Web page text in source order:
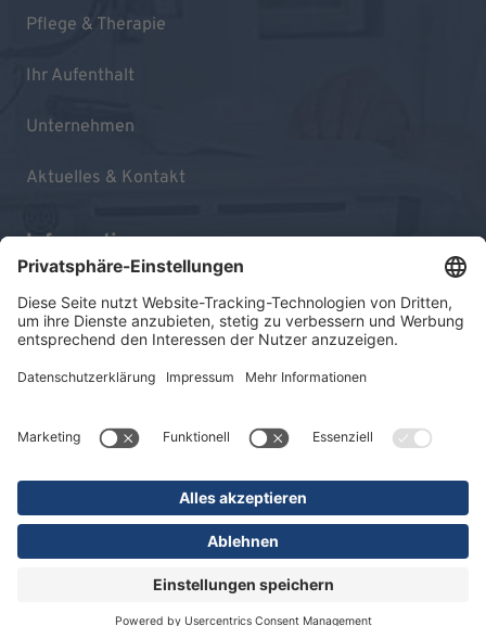
Pflege & Therapie
Ihr Aufenthalt
Unternehmen
Aktuelles & Kontakt
Informationen
Impressum
Datenschutz
© 2026 KLINIKEN DR. ERLER